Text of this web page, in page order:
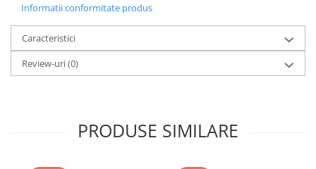
Acumulatori de stocare
Componente sisteme de balcon
Iluminat solar
Acumulatori
Acumulatori Gel
Informatii conformitate produs
Caracteristici
Review-uri(0)
PRODUSE SIMILARE